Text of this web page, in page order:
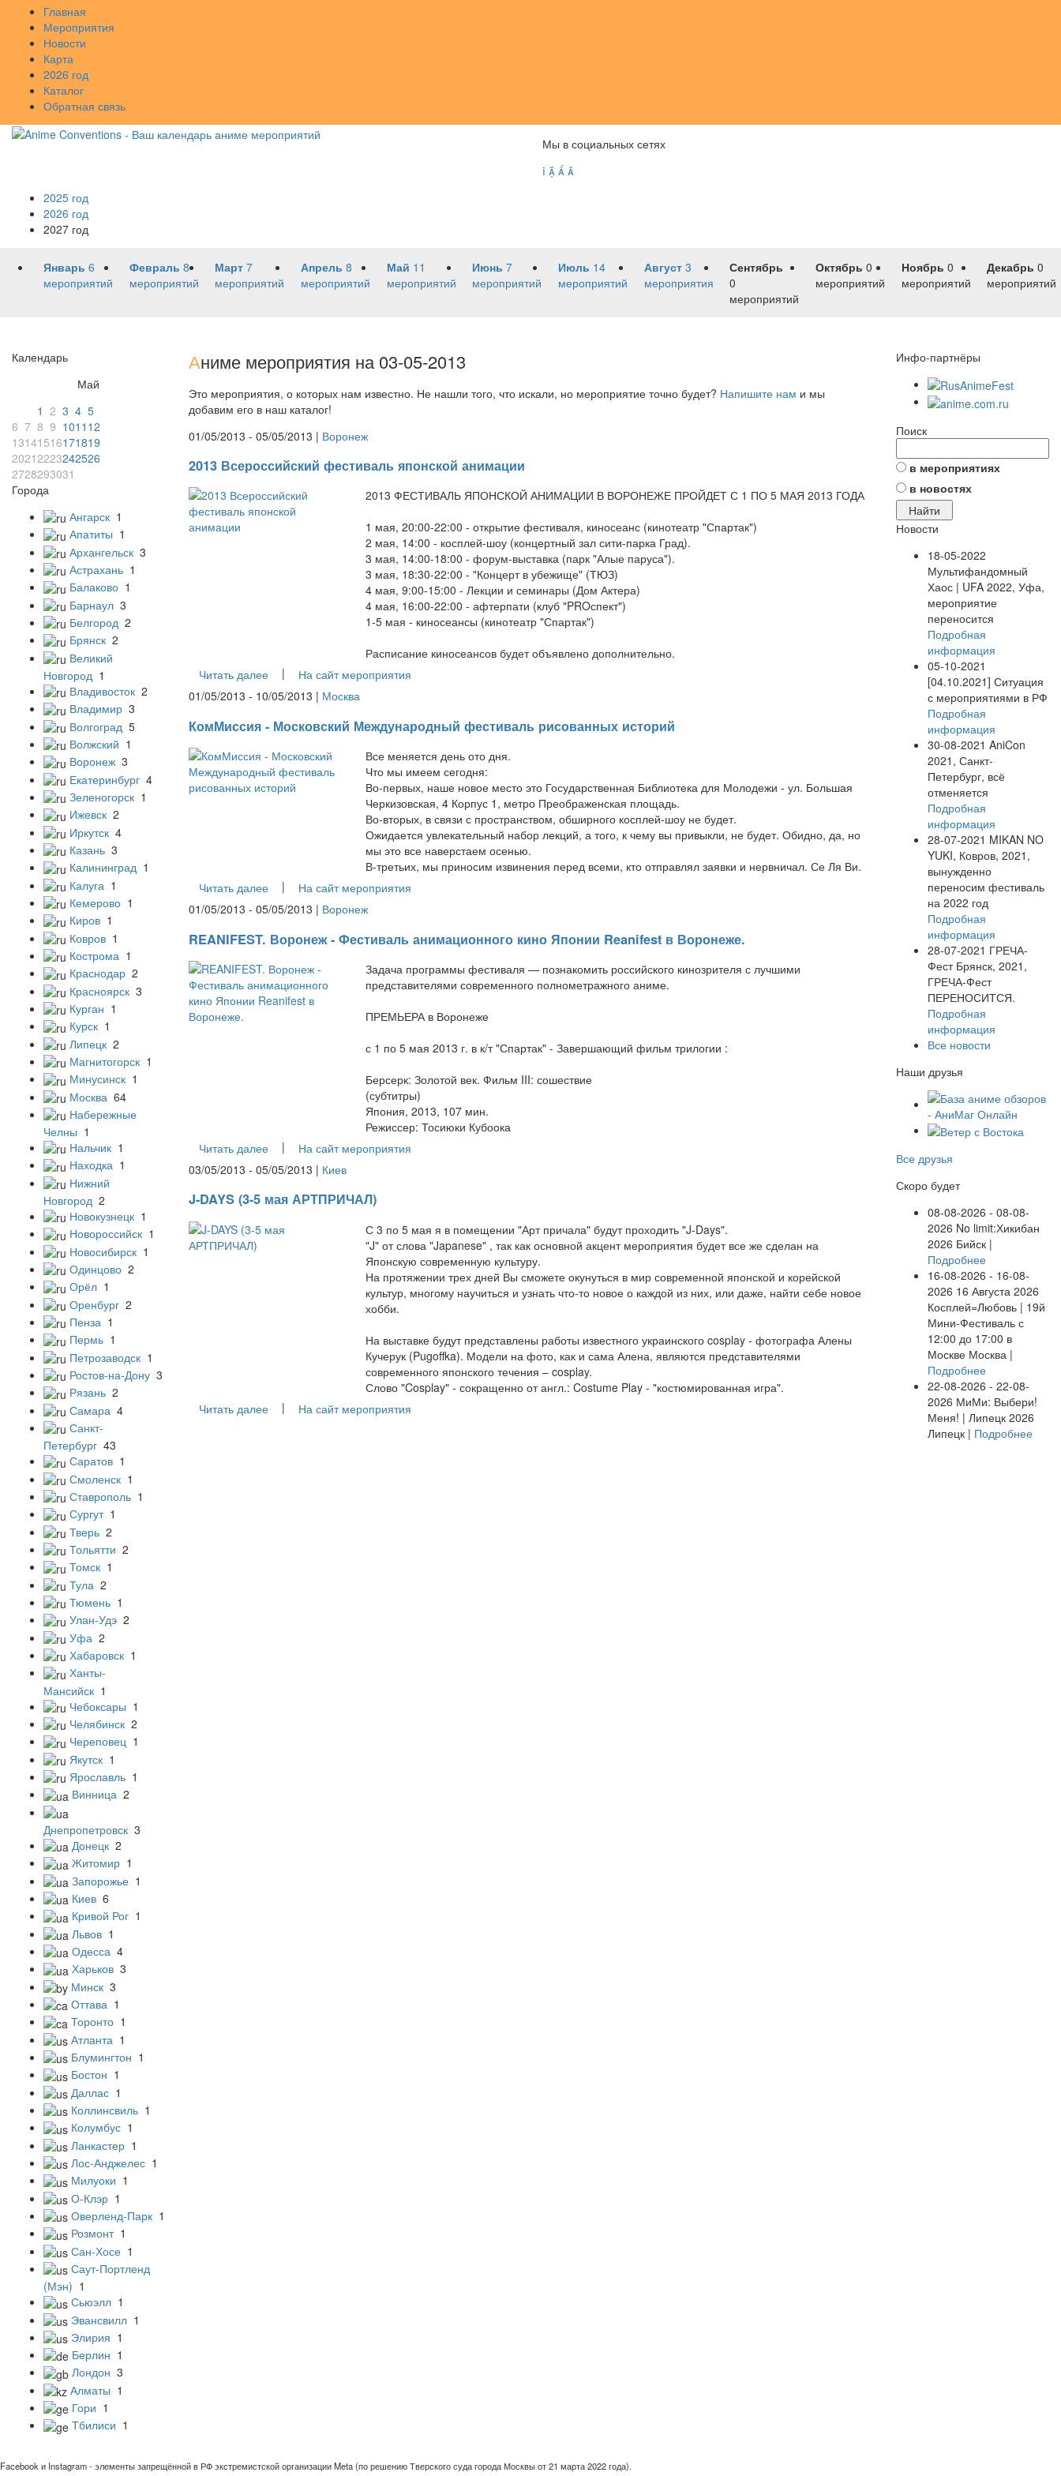
Главная
Мероприятия
Новости
Карта
2026 год
Каталог
Обратная связь
Мы в социальных сетях
   
2025 год
2026 год
2027 год
Январь 6
мероприятий
Февраль 8
мероприятий
Март 7
мероприятий
Апрель 8
мероприятий
Май 11
мероприятий
Июнь 7
мероприятий
Июль 14
мероприятий
Август 3
мероприятия
Сентябрь
0
мероприятий
Октябрь 0
мероприятий
Ноябрь 0
мероприятий
Декабрь 0
мероприятий
Календарь
Май
1 2 3 4 5
6 7 8 9 1011 12
13141516171819
20212223242526
2728293031
Города
Ангарск 1
Апатиты 1
Архангельск 3
Астрахань 1
Балаково 1
Барнаул 3
Белгород 2
Брянск 2
Великий
Новгород 1
Владивосток 2
Владимир 3
Волгоград 5
Волжский 1
Воронеж 3
Екатеринбург 4
Зеленогорск 1
Ижевск 2
Иркутск 4
Казань 3
Калининград 1
Калуга 1
Кемерово 1
Киров 1
Ковров 1
Кострома 1
Краснодар 2
Красноярск 3
Курган 1
Курск 1
Липецк 2
Магнитогорск 1
Минусинск 1
Москва 64
Набережные
Челны 1
Нальчик 1
Находка 1
Нижний
Новгород 2
Новокузнецк 1
Новороссийск 1
Новосибирск 1
Одинцово 2
Орёл 1
Оренбург 2
Пенза 1
Пермь 1
Петрозаводск 1
Ростов-на-Дону 3
Рязань 2
Самара 4
Санкт-
Петербург 43
Саратов 1
Смоленск 1
Ставрополь 1
Сургут 1
Тверь 2
Тольятти 2
Томск 1
Тула 2
Тюмень 1
Улан-Удэ 2
Уфа 2
Хабаровск 1
Ханты-
Мансийск 1
Чебоксары 1
Челябинск 2
Череповец 1
Якутск 1
Ярославль 1
Винница 2
Днепропетровск 3
Донецк 2
Житомир 1
Запорожье 1
Киев 6
Кривой Рог 1
Львов 1
Одесса 4
Харьков 3
Минск 3
Оттава 1
Торонто 1
Атланта 1
Блумингтон 1
Бостон 1
Даллас 1
Коллинсвиль 1
Колумбус 1
Ланкастер 1
Лос-Анджелес 1
Милуоки 1
О-Клэр 1
Оверленд-Парк 1
Розмонт 1
Сан-Хосе 1
Саут-Портленд
(Мэн) 1
Сьюэлл 1
Эвансвилл 1
Элирия 1
Берлин 1
Лондон 3
Алматы 1
Гори 1
Тбилиси 1
Аниме мероприятия на 03-05-2013
Это мероприятия, о которых нам известно. Не нашли того, что искали, но мероприятие точно будет? Напишите нам и мы
добавим его в наш каталог!
01/05/2013 - 05/05/2013 | Воронеж
2013 Всероссийский фестиваль японской анимации
2013 ФЕСТИВАЛЬ ЯПОНСКОЙ АНИМАЦИИ В ВОРОНЕЖЕ ПРОЙДЕТ С 1 ПО 5 МАЯ 2013 ГОДА
1 мая, 20:00-22:00 - открытие фестиваля, киносеанс (кинотеатр "Спартак")
2 мая, 14:00 - косплей-шоу (концертный зал сити-парка Град).
3 мая, 14:00-18:00 - форум-выставка (парк "Алые паруса").
3 мая, 18:30-22:00 - "Концерт в убежище" (ТЮЗ)
4 мая, 9:00-15:00 - Лекции и семинары (Дом Актера)
4 мая, 16:00-22:00 - афтерпати (клуб "PROспект")
1-5 мая - киносеансы (кинотеатр "Спартак")
Расписание киносеансов будет объявлено дополнительно.
Читать далее
|
На сайт мероприятия
01/05/2013 - 10/05/2013 | Москва
КомМиссия - Московский Международный фестиваль рисованных историй
Все меняется день ото дня.
Что мы имеем сегодня:
Во-первых, наше новое место это Государственная Библиотека для Молодежи - ул. Большая
Черкизовская, 4 Корпус 1, метро Преображенская площадь.
Во-вторых, в связи с пространством, обширного косплей-шоу не будет.
Ожидается увлекательный набор лекций, а того, к чему вы привыкли, не будет. Обидно, да, но
мы это все наверстаем осенью.
В-третьих, мы приносим извинения перед всеми, кто отправлял заявки и нервничал. Се Ля Ви.
Читать далее
|
На сайт мероприятия
01/05/2013 - 05/05/2013 | Воронеж
REANIFEST. Воронеж - Фестиваль анимационного кино Японии Reanifest в Воронеже.
Задача программы фестиваля — познакомить российского кинозрителя с лучшими
представителями современного полнометражного аниме.
ПРЕМЬЕРА в Воронеже
с 1 по 5 мая 2013 г. в к/т "Спартак" - Завершающий фильм трилогии :
Берсерк: Золотой век. Фильм III: сошествие
(субтитры)
Япония, 2013, 107 мин.
Режиссер: Тосиюки Кубоока
Читать далее
|
На сайт мероприятия
03/05/2013 - 05/05/2013 | Киев
J-DAYS (3-5 мая АРТПРИЧАЛ)
С 3 по 5 мая я в помещении "Арт причала" будут проходить "J-Days".
"J" от слова "Japanese" , так как основной акцент мероприятия будет все же сделан на
Японскую современную культуру.
На протяжении трех дней Вы сможете окунуться в мир современной японской и корейской
культур, многому научиться и узнать что-то новое о каждой из них, или даже, найти себе новое
хобби.
На выставке будут представлены работы известного украинского cosplay - фотографа Алены
Кучерук (Pugoffka). Модели на фото, как и сама Алена, являются представителями
современного японского течения – cosplay.
Слово "Cosplay" - сокращенно от англ.: Costume Play - "костюмированная игра".
Читать далее
| На сайт мероприятия
Инфо-партнёры
Поиск
в мероприятиях
в новостях
Новости
18-05-2022
Мультифандомный
Хаос | UFA 2022, Уфа,
мероприятие
переносится
Подробная
информация
05-10-2021
[04.10.2021] Ситуация
с мероприятиями в РФ
Подробная
информация
30-08-2021 AniCon
2021, Санкт-
Петербург, всё
отменяется
Подробная
информация
28-07-2021 MIKAN NO
YUKI, Ковров, 2021,
вынужденно
переносим фестиваль
на 2022 год
Подробная
информация
28-07-2021 ГРЕЧА-
Фест Брянск, 2021,
ГРЕЧА-Фест
ПЕРЕНОСИТСЯ.
Подробная
информация
Все новости
Наши друзья
Все друзья
Скоро будет
08-08-2026 - 08-08-
2026 No limit:Хикибан
2026 Бийск |
Подробнее
16-08-2026 - 16-08-
2026 16 Августа 2026
Косплей=Любовь | 19й
Мини-Фестиваль с
12:00 до 17:00 в
Москве Москва |
Подробнее
22-08-2026 - 22-08-
2026 МиМи: Выбери!
Меня! | Липецк 2026
Липецк | Подробнее
Facebook и Instagram - элементы запрещённой в РФ экстремистской организации Meta (по решению Тверского суда города Москвы от 21 марта 2022 года).